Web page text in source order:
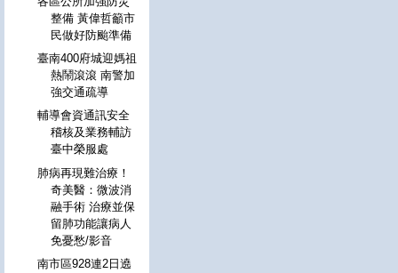
整備 黃偉哲籲市
民做好防颱準備
臺南400府城迎媽祖
熱鬧滾滾 南警加
強交通疏導
輔導會資通訊安全
稽核及業務輔訪
臺中榮服處
肺病再現難治療！
奇美醫：微波消
融手術 治療並保
留肺功能讓病人
免憂愁/影音
南市區928連2日遶